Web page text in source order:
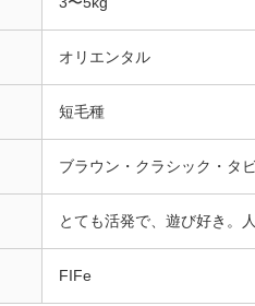
オリエンタル
短毛種
ブラウン・クラシック・タ
とても活発で、遊び好き。
FIFe